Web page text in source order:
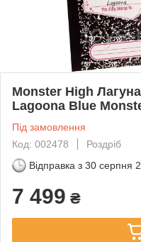
Monster High
Lagoona Blue
Під замовлення
Код: 002478
Роздріб
Відправка з 30 серпня
7 499 ₴